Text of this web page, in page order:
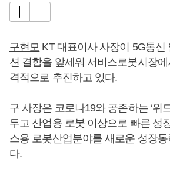
구현모 KT 대표이사 사장이 5G통신
션 결합을 앞세워 서비스로봇시장
격적으로 추진하고 있다.
구 사장은 코로나19와 공존하는 ‘위
두고 산업용 로봇 이상으로 빠른 성
스용 로봇산업분야를 새로운 성장
다.